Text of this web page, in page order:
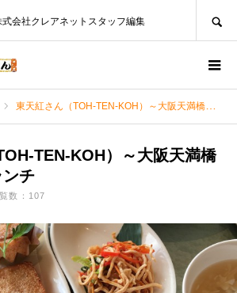
会社クレアネットスタッフ編集
東天紅さん（TOH-TEN-KOH）～大阪天満橋OMM店でのランチ
TEN-KOH）～大阪天満橋
チ
数：107